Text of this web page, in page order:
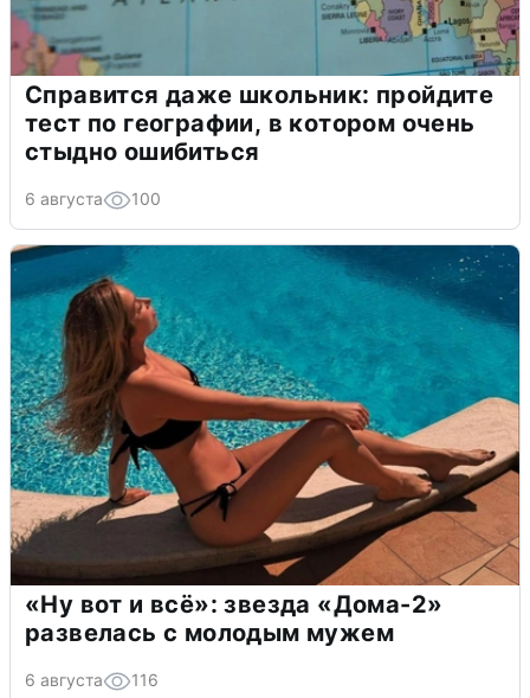
Справится даже школьник: пройдите
тест по географии, в котором очень
стыдно ошибиться
6 августа 100
«Ну вот и всё»: звезда «Дома-2»
развелась с молодым мужем
6 августа 116